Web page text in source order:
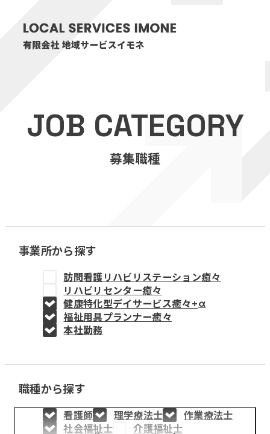
医療・介護事業
訪問看護リハビリステーション癒々
福祉用具プランナー癒々
教育事業
姫路中央こども園
姫路中央保育園
採用情報
医療・介護事業
JOB CATEGORY
募集職種
事業所から探す
訪問看護リハビリステーション癒々
リハビリセンター癒々
健康特化型デイサービス癒々+α
福祉用具プランナー癒々
本社勤務
職種から探す
看護師 理学療法士
作業療法士
社会福祉士
介護福祉士